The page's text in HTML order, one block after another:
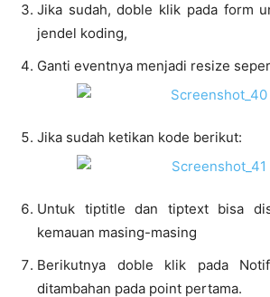
Jika sudah, doble klik pada form
jendel koding,
Ganti eventnya menjadi resize
Jika sudah ketikan kode berikut:
Untuk tiptitle dan tiptext bisa
kemauan masing-masing
Berikutnya doble klik pada
ditambahan pada point pertama.